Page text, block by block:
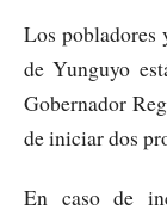
Los pobladores
de Yunguyo
Gobernador
de iniciar dos
En caso de